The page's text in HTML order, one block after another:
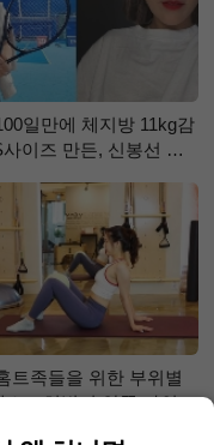
일만에 체지방 11kg감
이즈 만든, 신봉선 식
트족들을 위한 부위별
스 – 허벅지 안쪽 라인